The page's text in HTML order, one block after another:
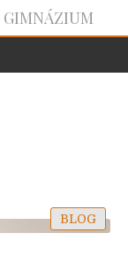
GIMNÁZIUM
BLOG